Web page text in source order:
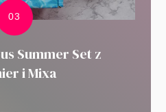
Summer Set z
i Mixa